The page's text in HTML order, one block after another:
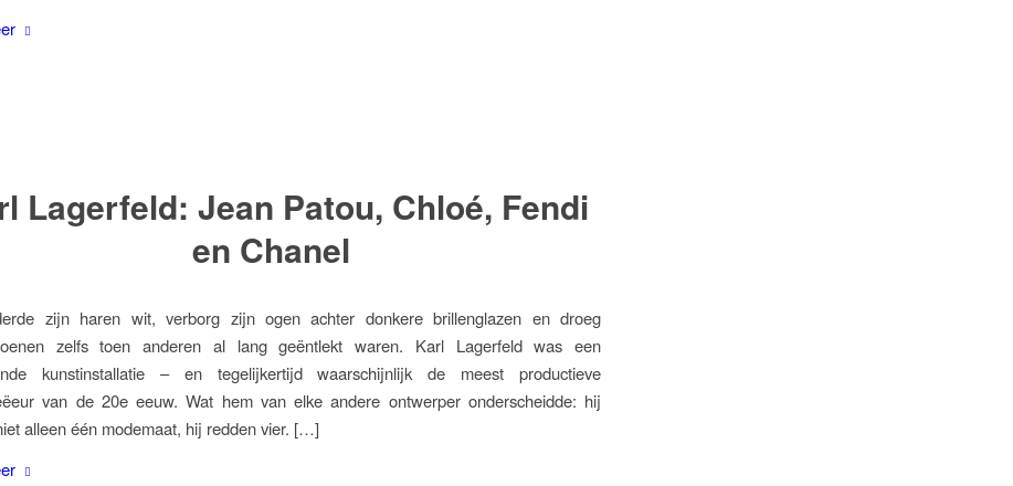
Lagerfeld: Jean Patou, Chloé, Fendi
en Chanel
zijn haren wit, verborg zijn ogen achter donkere brillenglazen en droeg
zelfs toen anderen al lang geëntlekt waren. Karl Lagerfeld was een
kunstinstallatie – en tegelijkertijd waarschijnlijk de meest productieve
van de 20e eeuw. Wat hem van elke andere ontwerper onderscheidde: hij
alleen één modemaat, hij redden vier. […]